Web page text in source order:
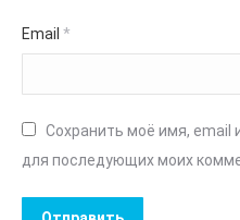
Email *
Сохранить моё имя, email
для последующих моих